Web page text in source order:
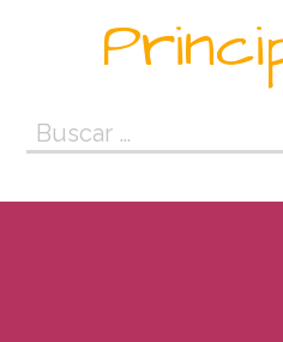
Buscar: